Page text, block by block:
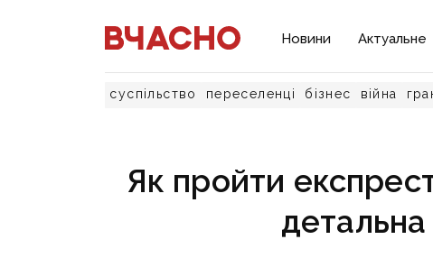
Новини Актуальне
суспільство переселенці бізнес війна
Як пройти
детальна